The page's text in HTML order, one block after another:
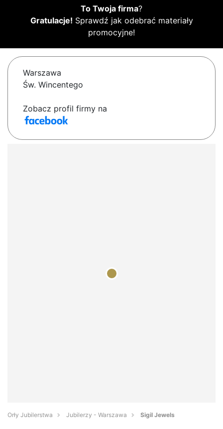
To Twoja firma?
Gratulacje! Sprawdź jak odebrać materiały
promocyjne!
Warszawa
Św. Wincentego
Zobacz profil firmy na
Orły Jubilerstwa Jubilerzy - Warszawa Sigil Jewels